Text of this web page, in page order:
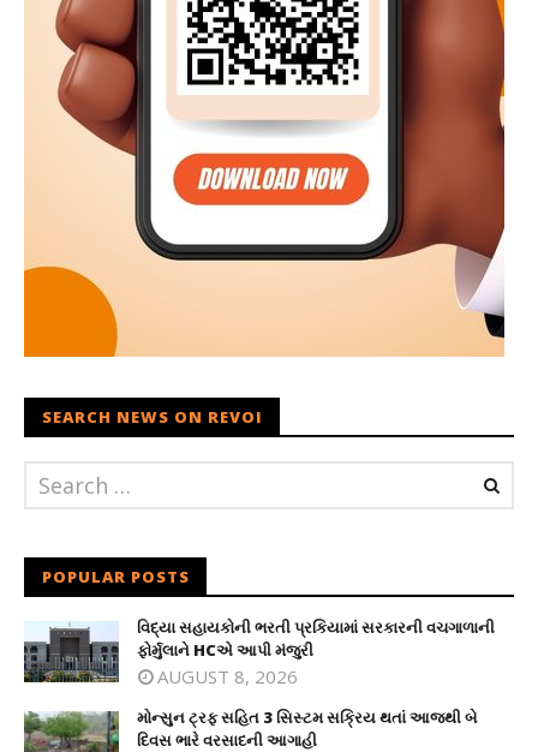
SEARCH NEWS ON REVOI
POPULAR POSTS
વિદ્યા સહાયકોની ભરતી પ્રકિયામાં સરકારની વચગાળાની
ફોર્મુલાને HCએ આપી મંજુરી
AUGUST 8, 2026
મોન્સુન ટ્રફ સહિત 3 સિસ્ટમ સક્રિય થતાં આજથી બે
દિવસ ભારે વરસાદની આગાહી